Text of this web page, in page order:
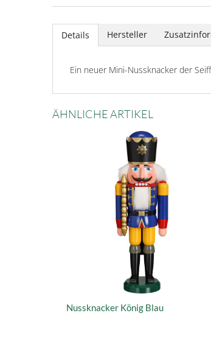
Details Hersteller
Ein neuer Mini-Nussknacker der
ÄHNLICHE ARTIKEL
Nussknacker König Blau